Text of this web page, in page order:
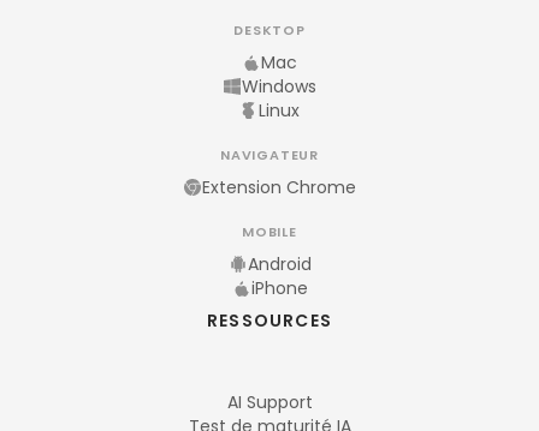
DESKTOP
Mac
Windows
Linux
NAVIGATEUR
Extension Chrome
MOBILE
Android
iPhone
RESSOURCES
AI Support
Test de maturité IA